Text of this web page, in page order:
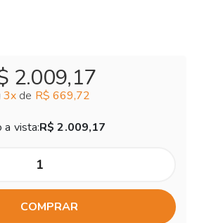
2.009,17
3x de R$ 669,72
a vista:R$ 2.009,17
COMPRAR